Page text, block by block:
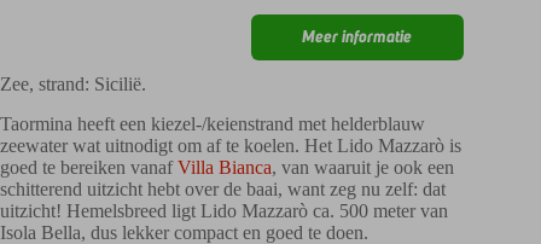
Meer informatie
Zee, strand: Sicilië.
Taormina heeft een kiezel-/keienstrand met helderblauw
zeewater wat uitnodigt om af te koelen. Het Lido Mazzarò is
goed te bereiken vanafVilla Bianca, van waaruit je ook een
schitterend uitzicht hebt over de baai, want zeg nu zelf: dat
uitzicht! Hemelsbreed ligt Lido Mazzarò ca. 500 meter van
Isola Bella, dus lekker compact en goed te doen.